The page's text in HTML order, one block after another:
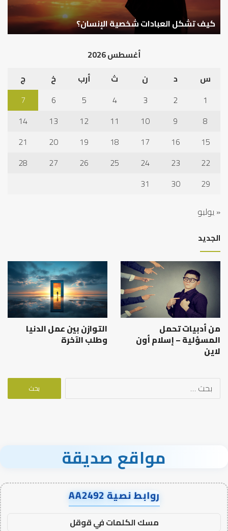
كيف تشكل العبادات شخصية الإنسان؟
أغسطس 2026
س
د ن ث أرب خ
ج
1
2
3
4
5
6
7
8
9
10
11
12
13
14
15
16
17
18
19
20
21
22
23
24
25
26
27
28
29
30
31
« يوليو
الجديد
من أدبيات تحمل
المسؤلية – إسلام أون
لاين
التوازن بين عمل الدنيا
وطلب الآخرة
البحث
مواقع صديقة
روابط نصية AA2492
مسك الكلمات في قوقل